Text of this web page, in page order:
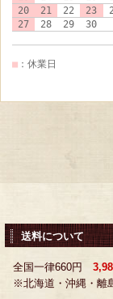
送料について
全国一律660円
※北海道・沖縄・離